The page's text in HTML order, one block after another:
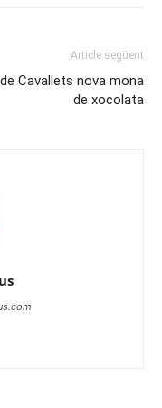
Article següent
Cavallets nova mona
de xocolata